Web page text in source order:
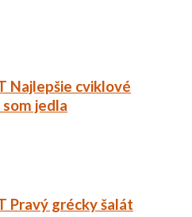
Najlepšie cviklové
som jedla
Pravý grécky šalát